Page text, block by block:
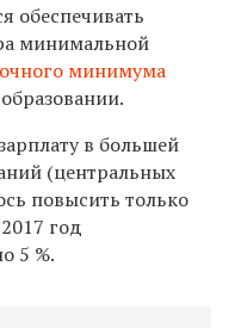
обеспечивать
минимальной
минимума
в большей
(центральных
повысить только
год
5 %.